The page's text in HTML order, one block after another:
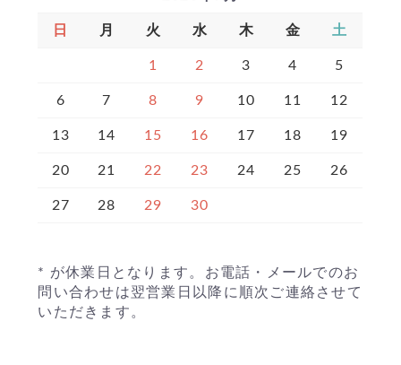
日 月 火 水 木 金 土
1 2 3 4 5
6 7 8 9 10 11 12
13 14 15 16 17 18 19
20 21 22 23 24 25 26
27 28 29 30
* が休業日となります。お電話・メールでのお
問い合わせは翌営業日以降に順次ご連絡させて
いただきます。